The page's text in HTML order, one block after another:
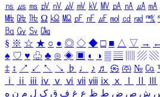
㎱ ㎲ ㎳ ㎴ ㎵ ㎶ ㎷ ㎸ ㎹ ㎀ ㎁ ㎂ ㎃
㎒ ㎓ ㎔ Ω ㏀ ㏁ ㎊ ㎋ ㎌ ㏖ ㏅ ㎭ ㎮
㏃ ㏉ ㏜ ㏆
§ ※ ☆ ★ ○ ● ◎ ◇ ◆ □ ■ △ ▽ → ←
♠ ♡ ♥ ♧ ♣ ⊙ ◈ ▣ ◐ ◑ ▒ ▤ ▨ ▧
‡ ↕ ↗ ↙ ↖ ↘ ♭ ♩ ♪ ♬ ㉿ ㈜ № ㏇
ⅰ
ⅱ ⅲ ⅳ ⅴ ⅵ ⅶ ⅷ ⅸ ⅹ
ش ص ض ط ظ ع غ ف ق ک ل م ن ه